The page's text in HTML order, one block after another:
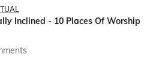
Inclined - 10 Places Of Worship